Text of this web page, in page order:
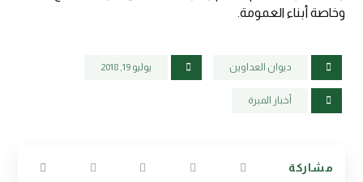
وخاصة أبناء العمومة.
ديوان العداوين يوليو 19, 2018
أخبار المبرة